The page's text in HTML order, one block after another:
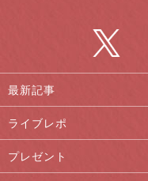
最新記事
ライブレポ
プレゼント